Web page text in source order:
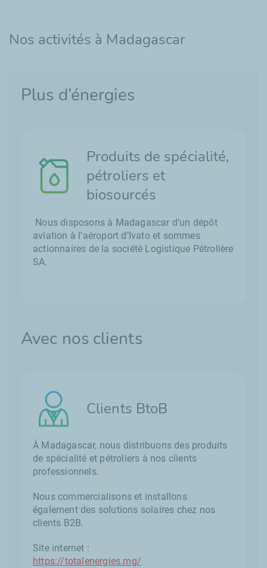
Nos activités à Madagascar
Plus d’énergies
Produits de spécialité,
pétroliers et
biosourcés
Nous disposons à Madagascar d’un dépôt
aviation à l’aéroport d’Ivato et sommes
actionnaires de la société Logistique Pétrolière
SA.
Avec nos clients
Clients BtoB
À Madagascar, nous distribuons des produits
de spécialité et pétroliers à nos clients
professionnels.
Nous commercialisons et installons
également des solutions solaires chez nos
clients B2B.
Site internet :
https://totalenergies.mg/